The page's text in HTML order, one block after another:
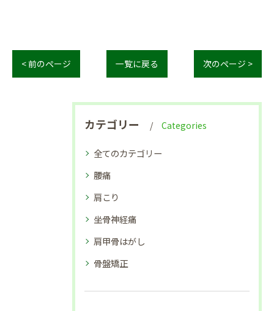
< 前のページ 一覧に戻る 次のページ >
カテゴリー Categories
全てのカテゴリー
腰痛
肩こり
坐骨神経痛
肩甲骨はがし
骨盤矯正